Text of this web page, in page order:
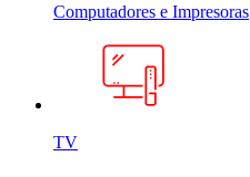
Computadores e Impresoras
TV